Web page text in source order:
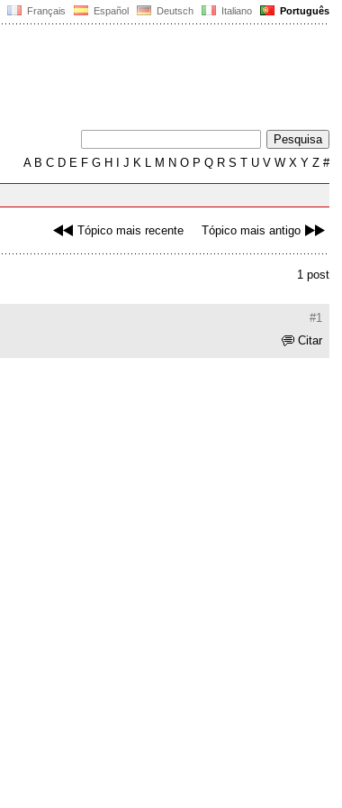
Français Español Deutsch Italiano Português
AB C D E F G H J K L M N O P Q R S T U V W X Y Z #
Tópico mais recente Tópico mais antigo
1 post
#1
Citar